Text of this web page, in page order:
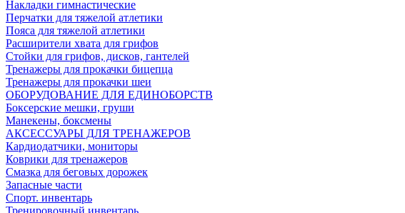
Накладки гимнастические
Перчатки для тяжелой атлетики
Пояса для тяжелой атлетики
Расширители хвата для грифов
Стойки для грифов, дисков, гантелей
Тренажеры для прокачки бицепца
Тренажеры для прокачки шеи
ОБОРУДОВАНИЕ ДЛЯ ЕДИНОБОРСТВ
Боксерские мешки, груши
Манекены, боксмены
АКСЕССУАРЫ ДЛЯ ТРЕНАЖЕРОВ
Кардиодатчики, мониторы
Коврики для тренажеров
Смазка для беговых дорожек
Запасные части
Спорт. инвентарь
Тренировочный инвентарь